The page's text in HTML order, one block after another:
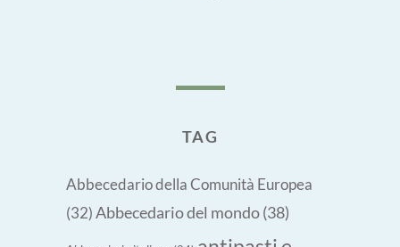
TAG
Abbecedario della Comunità Europea
(32) Abbecedario del mondo(38)